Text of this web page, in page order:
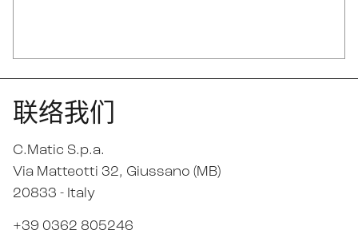
联络我们
C.Matic S.p.a.
Via Matteotti 32, Giussano (MB)
20833 - Italy
+39 0362 805246